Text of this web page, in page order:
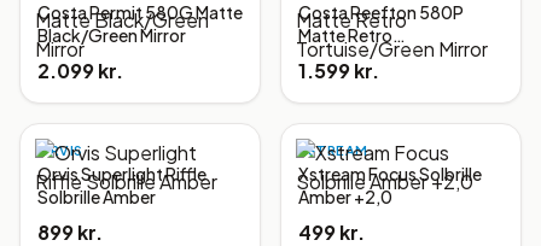
Costa Permit 580G Matte
Black/Green Mirror
2.099 kr.
Costa Reefton 580P
Matte Retro
Tortuise/Green Mirror
1.599 kr.
ORVIS
Orvis Superlight Riffle
Solbrille Amber
899 kr.
XSTREAM
Xstream Focus Solbrille
Amber +2,0
499 kr.